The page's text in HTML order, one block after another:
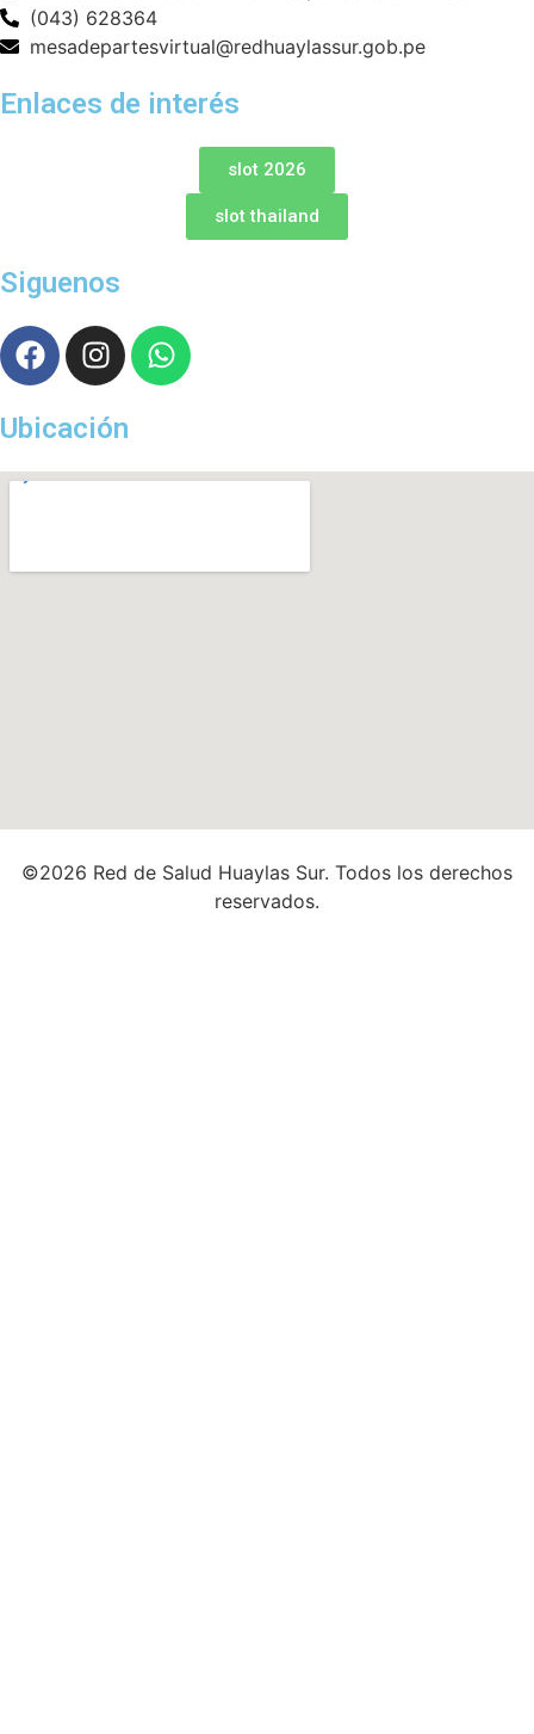
(043) 628364
mesadepartesvirtual@redhuaylassur.gob.pe
Enlaces de interés
slot 2026
slot thailand
Siguenos
Ubicación
©2026 Red de Salud Huaylas Sur. Todos los derechos
reservados.